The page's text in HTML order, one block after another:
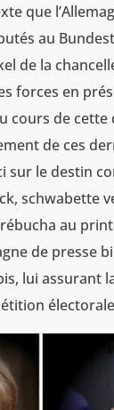
que
au
de la
forces en
cours de cette
de ces
sur le destin
schwabette
au
de presse
lui assurant